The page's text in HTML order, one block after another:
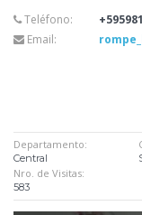
Teléfono:
Email:
Departamento:
Central
Nro. de Visitas:
583